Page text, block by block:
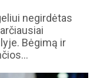
negirdėtas
Bėgimą ir